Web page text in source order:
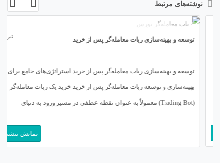
نوشته‌های مرتبط
توسعه و بهینه‌سازی ربات معامله‌گر پس از خرید
توسعه و بهینه‌سازی ربات معامله‌گر پس از خرید استراتژی‌های جامع برای
بهینه‌سازی و توسعه ربات معامله‌گر پس از خرید خرید یک ربات معامله‌گر
(Trading Bot) معمولاً به عنوان نقطه عطفی در مسیر ورود به دنیای
نمایش بیشتر